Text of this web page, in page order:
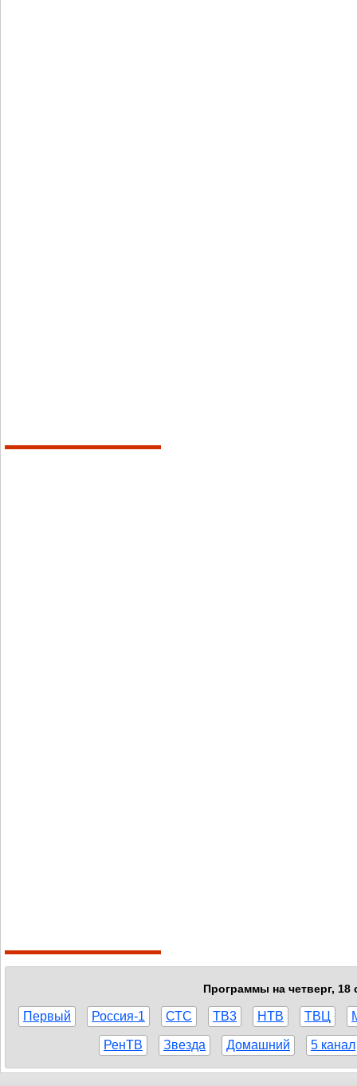
Программы на четверг, 18
Первый Россия-1 СТС ТВ3 НТВ ТВЦ
РенТВ Звезда Домашний 5 канал